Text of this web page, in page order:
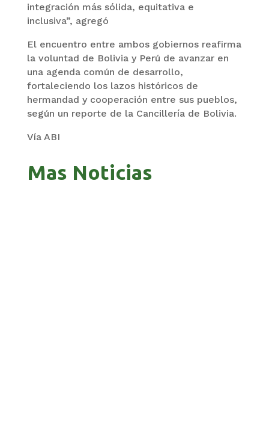
integración más sólida, equitativa e
inclusiva”, agregó
El encuentro entre ambos gobiernos reafirma
la voluntad de Bolivia y Perú de avanzar en
una agenda común de desarrollo,
fortaleciendo los lazos históricos de
hermandad y cooperación entre sus pueblos,
según un reporte de la Cancillería de Bolivia.
Vía ABI
Mas Noticias